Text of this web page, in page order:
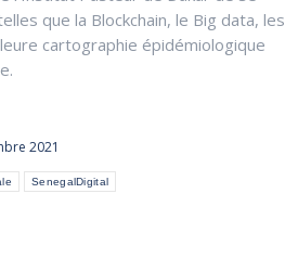
que la Blockchain, le Big data, les
cartographie épidémiologique
2021
SenegalDigital